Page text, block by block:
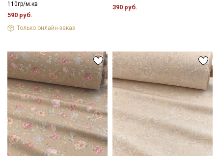
110гр/м.кв
590 руб.
Только онлайн-заказ
390 руб.
Электронная почта
Подписаться
Ознакомлен(а) сПолитикой обработки персональных
данныхи даюСогласие на обработку персональных
данных
Даю Согласие на получение рекламных и
информационных рассылок